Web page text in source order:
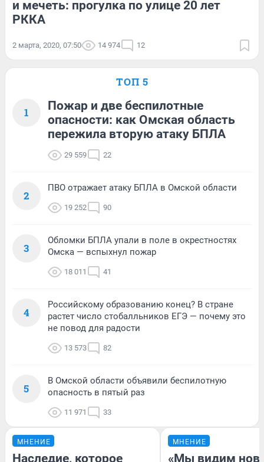
и мечеть: прогулка по улице 20 лет
РККА
2 марта, 2020, 07:50 14 974 12
ТОП 5
1
Пожар и две беспилотные
опасности: как Омская область
пережила вторую атаку БПЛА
29 559 22
2
ПВО отражает атаку БПЛА в Омской области
19 252 90
3
Обломки БПЛА упали в поле в окрестностях
Омска — вспыхнул пожар
18 011 41
4
Российскому образованию конец? В стране
растет число стобалльников ЕГЭ — почему это
не повод для радости
13 573 82
5
В Омской области объявили беспилотную
опасность в пятый раз
11 971 33
МНЕНИЕ
Наследие, которое
МНЕНИЕ
«Мы видим